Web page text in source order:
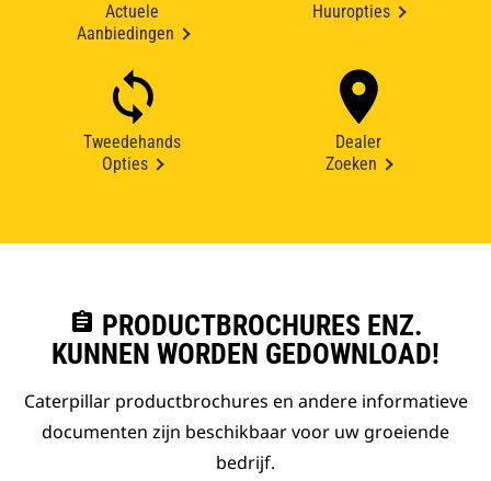
Actuele
Aanbiedingen
Huuropties
Tweedehands
Opties
Dealer
Zoeken
assignment PRODUCTBROCHURES ENZ.
KUNNEN WORDEN GEDOWNLOAD!
Caterpillar productbrochures en andere informatieve
documenten zijn beschikbaar voor uw groeiende
bedrijf.